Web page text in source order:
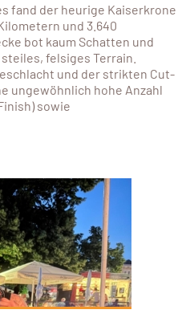
fand der heurige Kaiserkrone
und 3.640
bot kaum Schatten und
felsiges Terrain.
und der strikten Cut-
ungewöhnlich hohe Anzahl
sowie